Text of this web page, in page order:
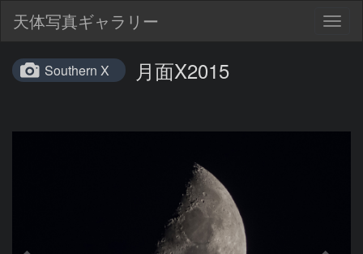
天体写真ギャラリー
Southern X 月面X2015